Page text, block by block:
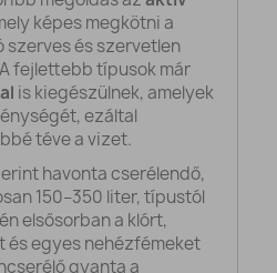
képes megkötni a
és szervetlen
fejlettebb típusok már
is kiegészülnek, amelyek
ezáltal
téve a vizet.
havonta cserélendő,
150–350 liter, típustól
elsősorban a klórt,
és egyes nehézfémeket
gyanta a